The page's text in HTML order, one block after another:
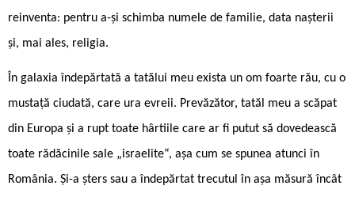
reinventa: pentru a-și schimba numele de familie, data nașterii
și, mai ales, religia.
În galaxia îndepărtată a tatălui meu exista un om foarte rău, cu o
mustață ciudată, care ura evreii. Prevăzător, tatăl meu a scăpat
din Europa și a rupt toate hârtiile care ar fi putut să dovedească
toate rădăcinile sale „israelite“, așa cum se spunea atunci în
România. Și-a șters sau a îndepărtat trecutul în așa măsură încât